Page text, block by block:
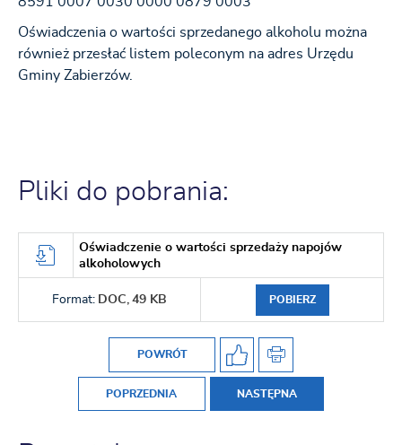
Oświadczenia o wartości sprzedanego alkoholu można
również przesłać listem poleconym na adres Urzędu
Gminy Zabierzów.
Pliki do pobrania:
Oświadczenie o wartości sprzedaży napojów
alkoholowych
Format: DOC, 49 KB POBIERZ
POWRÓT
POPRZEDNIA NASTĘPNA